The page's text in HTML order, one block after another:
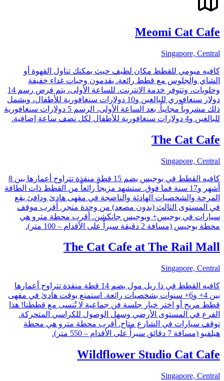
Meomi Cat Cafe
Singapore, Central
كافيه ميومي للقطط مكان لطيف حيث يمكنك تناول القهوة أو
الشاي والجلوس مع قطط رائعة. يقدمون وجبات غداء خفيفة
وحلويات، وتتوفر خدمة الإنترنت. للساعة الأولى، يتم فرض رسم 14
دولار سنغافوري للبالغين و10 دولارات سنغافورية للأطفال، ويشمل
ذلك مشروباً مجانياً. بعد الساعة الأولى، الرسم 5 دولارات سنغافورية
للبالغين و4 دولارات سنغافورية للأطفال لكل نصف ساعة إضافية.
The Cat Cafe
Singapore, Central
كافيه القطط في بوجيس يضم 15 قطة منقذة تتراوح أعمارها بين 8
أشهر و17 سنة فما فوق. ستشهد مزيجاً رائعاً من القطط ذات الطاقة
المرحة والشخصيات الهادئة والناضجة في مقهى هادئ ودافئ يقع
في المستوى الثالث (بدون مصعد) من وحدة متجر. أقرب موقف
سيارات في بوجيس+ وبوجيس جانكشن. أقرب محطة مترو هي
محطة بوجيس (مسافة 2 دقيقة سيراً على الأقدام – 100 متر).
The Cat Cafe at The Rail Mall
Singapore, Central
كافيه القطط في ذا ريل مول يضم 14 قطة منقذة تتراوح أعمارها
بين 4+ و6+ سنوات بشخصيات رائعة. استمتع بوقت هادئ في مقهى
قطط مريح أو اختر خيار جلسة فن جماعية لا تُنسى مع قططنا! هذا
الفرع في المستوى الأرضي وسهل الوصول للكراسي المتحركة.
توقف سيارات في الشارع متاح. أقرب محطة مترو هي محطة
هيلفيو (مسافة 7 دقائق سيراً على الأقدام – 550 متر).
Wildflower Studio Cat Cafe
Singapore, Central